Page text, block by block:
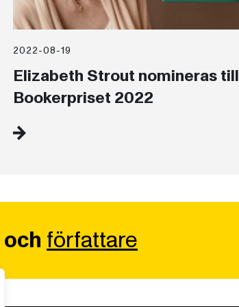
2022-08-19
Elizabeth Strout nomineras till
Bookerpriset 2022
och författare